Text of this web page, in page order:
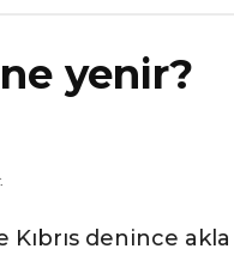
yenir?
Kıbrıs denince